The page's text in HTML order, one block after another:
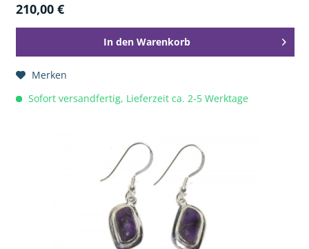
210,00 €
In den Warenkorb
Merken
Sofort versandfertig, Lieferzeit ca. 2-5 Werktage